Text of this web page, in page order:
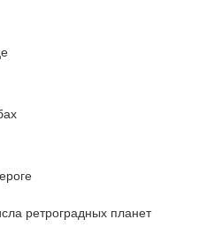
ретроградных планет